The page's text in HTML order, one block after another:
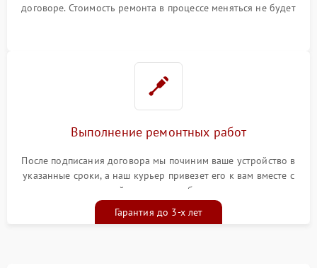
договоре. Стоимость ремонта в процессе меняться не будет
Выполнение ремонтных работ
После подписания договора мы починим ваше устройство в
указанные сроки, а наш курьер привезет его к вам вместе с
гарантийным талоном бесплатно
Гарантия до 3-х лет